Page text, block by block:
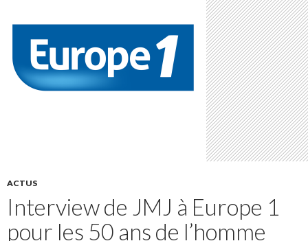
ACTUS
Interview de JMJ à Europe 1
pour les 50 ans de l’homme